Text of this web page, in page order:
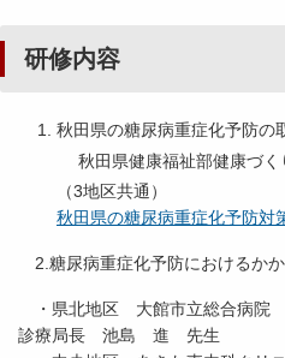
研修内容
秋田県の糖尿病重症化予防の
秋田県健康福祉部健康づく
（3地区共通）
秋田県の糖尿病重症化予防対
2.糖尿病重症化予防におけるか
・県北地区 大館市立総合病院
診療局長 池島 進 先生